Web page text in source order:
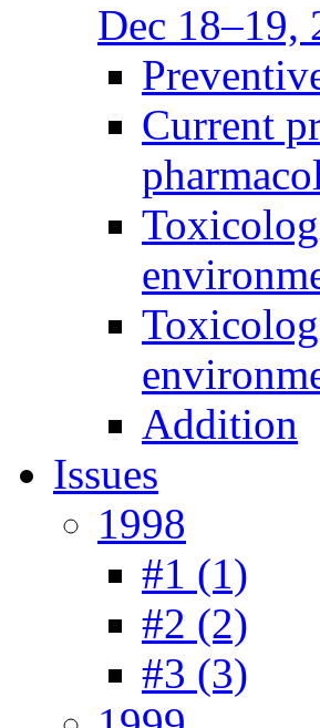
Dec 18–19,
Current
Addition
Issues
1998
#1 (1)
#2 (2)
#3 (3)